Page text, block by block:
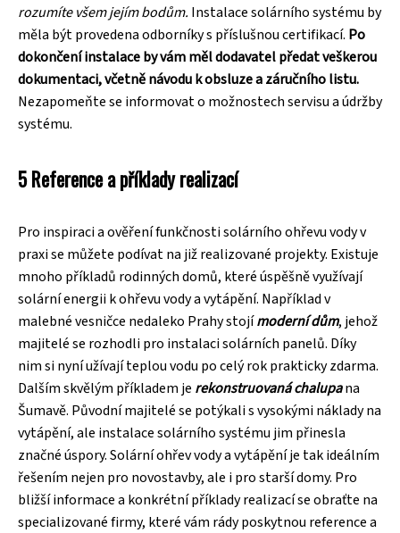
rozumíte všem jejím bodům. Instalace solárního systému by
měla být provedena odborníky s příslušnou certifikací. Po
dokončení instalace by vám měl dodavatel předat veškerou
dokumentaci, včetně návodu k obsluze a záručního listu.
Nezapomeňte se informovat o možnostech servisu a údržby
systému.
5 Reference a příklady realizací
Pro inspiraci a ověření funkčnosti solárního ohřevu vody v
praxi se můžete podívat na již realizované projekty. Existuje
mnoho příkladů rodinných domů, které úspěšně využívají
solární energii k ohřevu vody a vytápění. Například v
malebné vesničce nedaleko Prahy stojímoderní dům, jehož
majitelé se rozhodli pro instalaci solárních panelů. Díky
nim si nyní užívají teplou vodu po celý rok prakticky zdarma.
Dalším skvělým příkladem je rekonstruovaná chalupana
Šumavě. Původní majitelé se potýkali s vysokými náklady na
vytápění, ale instalace solárního systému jim přinesla
značné úspory. Solární ohřev vody a vytápění je tak ideálním
řešením nejen pro novostavby, ale i pro starší domy. Pro
bližší informace a konkrétní příklady realizací se obraťte na
specializované firmy, které vám rády poskytnou reference a